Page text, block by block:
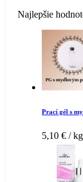
Najlepšie
Prací gél s
5,10 € / kg